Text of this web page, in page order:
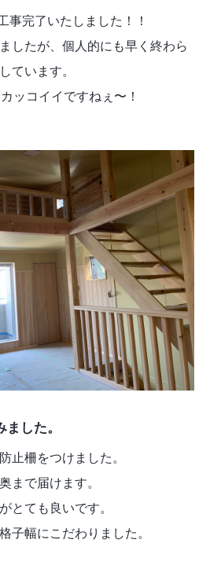
完了いたしました！！
したが、個人的にも早く終わら
ています。
コイイですねぇ〜！
した。
止柵をつけました。
まで届けます。
とても良いです。
子幅にこだわりました。